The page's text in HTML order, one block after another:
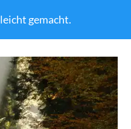
gemacht.